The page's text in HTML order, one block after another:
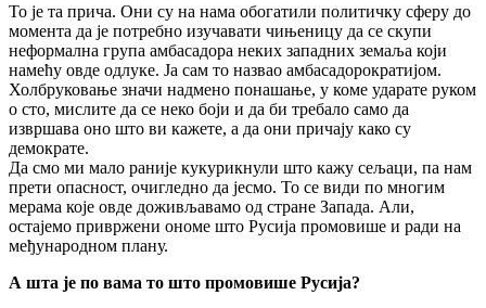
То је та прича. Они су на нама обогатили политичку сферу до
момента да је потребно изучавати чињеницу да се скупи
неформална група амбасадора неких западних земаља који
намећу овде одлуке. Ја сам то назвао амбасадорократијом.
Холбруковање значи надмено понашање, у коме ударате руком
о сто, мислите да се неко боји и да би требало само да
извршава оно што ви кажете, а да они причају како су
демократе.
Да смо ми мало раније кукурикнули што кажу сељаци, па нам
прети опасност, очигледно да јесмо. То се види по многим
мерама које овде доживљавамо од стране Запада. Али,
остајемо привржени ономе што Русија промовише и ради на
међународном плану.
А шта је по вама то што промовише Русија?